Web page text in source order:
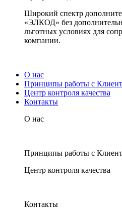
Широкий спектр
«ЭЛКОД» без
льготных условиях для
компании.
О нас
Принципы работы с
Центр контроля качества
Контакты
О нас
Принципы работы с
Центр контроля качества
Контакты